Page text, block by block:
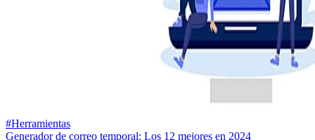
#Herramientas
Generador de correo temporal: Los 12 mejores en 2024